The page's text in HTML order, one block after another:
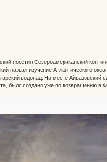
посетил Североамериканский
назвал изучение Атлантического
водопад. На месте Айвазовский
было создано уже по возвращению в